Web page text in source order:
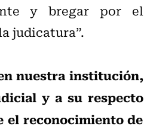
y bregar por el
judicatura”.
nuestra institución,
y a su respecto
el reconocimiento de